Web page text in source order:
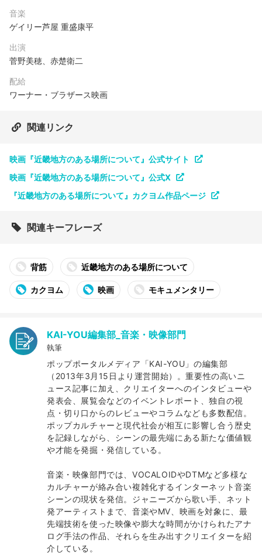
音楽
ゲイリー芦屋 重盛康平
出演
菅野美穂、赤楚衛二
配給
ワーナー・ブラザース映画
関連リンク
映画『近畿地方のある場所について』公式サイト
映画『近畿地方のある場所について』公式X
『近畿地方のある場所について』カクヨム作品ページ
関連キーフレーズ
背筋 近畿地方のある場所について
カクヨム 映画 モキュメンタリー
KAI-YOU編集部_音楽・映像部門
執筆
ポップポータルメディア「KAI-YOU」の編集部
（2013年3月15日より運営開始）。重要性の高いニ
ュース記事に加え、クリエイターへのインタビューや
発表会、展覧会などのイベントレポート、独自の視
点・切り口からのレビューやコラムなども多数配信。
ポップカルチャーと現代社会が相互に影響し合う歴史
を記録しながら、シーンの最先端にある新たな価値観
や才能を発掘・発信している。
音楽・映像部門では、VOCALOIDやDTMなど多様な
カルチャーが絡み合い複雑化するインターネット音楽
シーンの現状を発信。ジャニーズから歌い手、ネット
発アーティストまで、音楽やMV、映画を対象に、最
先端技術を使った映像や膨大な時間がかけられたアナ
ログ手法の作品、それらを生み出すクリエイターを紹
介している。